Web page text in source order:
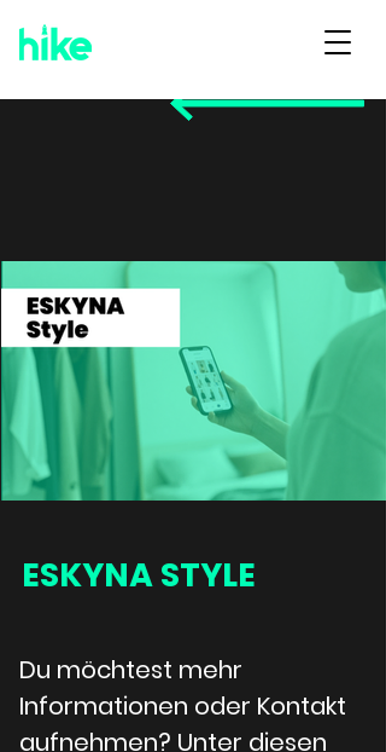
ESKYNA STYLE
Du möchtest mehr
Informationen oder Kontakt
aufnehmen? Unter diesen